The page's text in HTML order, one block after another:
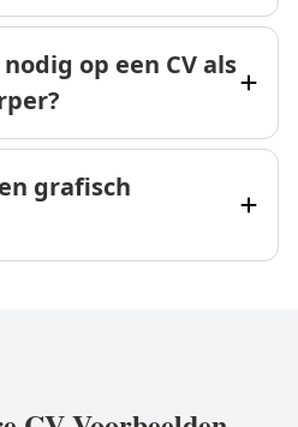
op een CV als
grafisch